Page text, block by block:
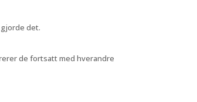
det.
de fortsatt med hverandre